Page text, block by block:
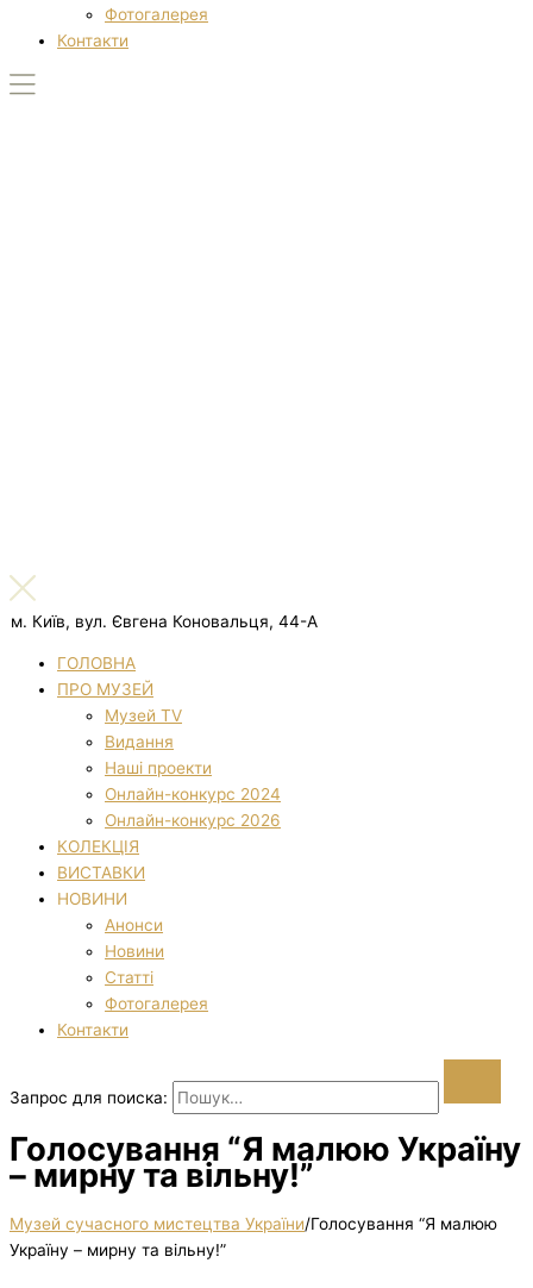
Фотогалерея
Контакти
м. Київ, вул. Євгена Коновальця, 44-А
ГОЛОВНА
ПРО МУЗЕЙ
Музей TV
Видання
Наші проекти
Онлайн-конкурс 2024
Онлайн-конкурс 2026
КОЛЕКЦІЯ
ВИСТАВКИ
НОВИНИ
Анонси
Новини
Статті
Фотогалерея
Контакти
Запрос для поиска:
Голосування “Я малюю Україну
– мирну та вільну!”
Музей сучасного мистецтва України/Голосування “Я малюю
Україну – мирну та вільну!”